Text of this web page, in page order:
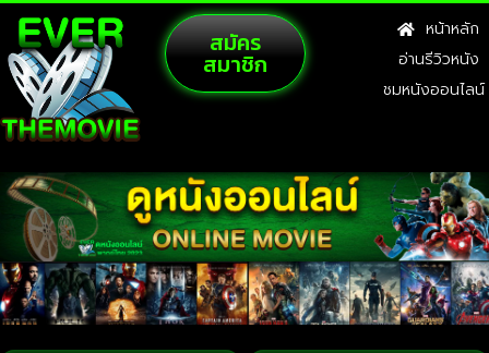
สมัคร
สมาชิก
หน้าหลัก
อ่านรีวิวหนัง
ชมหนังออนไลน์